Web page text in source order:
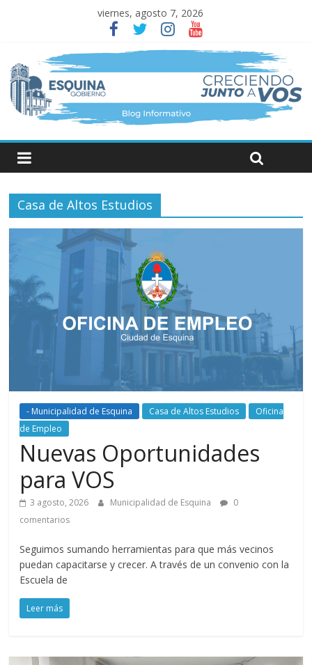
viernes, agosto 7, 2026
Casa de Altos Estudios
- Municipalidad de Esquina Casa de Altos Estudios
Oficina
de Empleo
Nuevas Oportunidades
para VOS
3 agosto, 2026 Municipalidad de Esquina
0
comentarios
Seguimos sumando herramientas para que más vecinos
puedan capacitarse y crecer. A través de un convenio con la
Escuela de
Leer más